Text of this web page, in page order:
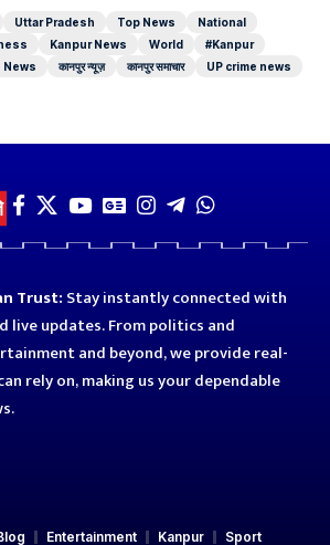
Uttar Pradesh Top News
National
Kanpur News World
#Kanpur
News कानपुर न्यूज़ कानपुर समाचार UP crime news
Trust: Stay instantly connected with
live updates. From politics and
and beyond, we provide real-
rely on, making us your dependable
Entertainment Kanpur Sport